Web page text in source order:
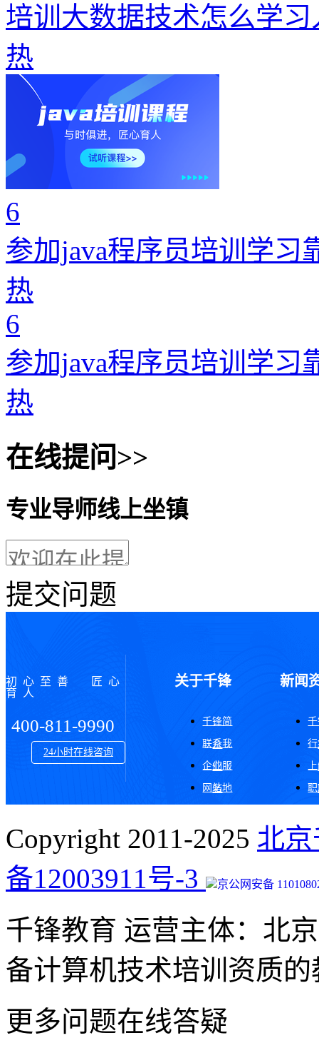
培训大数据技术怎么学
热
6
参加java程序员培训学习
热
6
参加java程序员培训学习
热
在线提问>>
专业导师线上坐镇
提交问题
初心至善 匠心
育人
400-811-9990
24小时在线咨询
关于千锋
千锋简
介
联系我
们
企业服
务
网站地
新闻
Copyright 2011-2025 北
备12003911号-3
京公网安备
千锋教育 运营主体：北
备计算机技术培训资质
更多问题在线答疑